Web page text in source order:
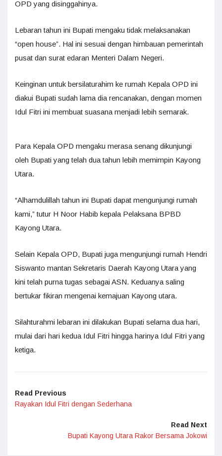
OPD yang disinggahinya.
Lebaran tahun ini Bupati mengaku tidak melaksanakan
“open house”. Hal ini sesuai dengan himbauan pemerintah
pusat dan surat edaran Menteri Dalam Negeri.
Keinginan untuk bersilaturahim ke rumah Kepala OPD ini
diakui Bupati sudah lama dia rencanakan, dengan momen
Idul Fitri ini membuat suasana menjadi lebih semarak.
Para Kepala OPD mengaku merasa senang dikunjungi
oleh Bupati yang telah dua tahun lebih memimpin Kayong
Utara.
“Alhamdulillah tahun ini Bupati dapat mengunjungi rumah
kami,” tutur H Noor Habib kepala Pelaksana BPBD
Kayong Utara.
Selain Kepala OPD, Bupati juga mengunjungi rumah Hendri
Siswanto mantan Sekretaris Daerah Kayong Utara yang
kini telah purna tugas sebagai ASN. Keduanya saling
bertukar fikiran mengenai kemajuan Kayong utara.
Silahturahmi lebaran ini dilakukan Bupati selama dua hari,
mulai dari hari kedua Idul Fitri hingga harinya Idul Fitri yang
ketiga.
Read Previous
Rayakan Idul Fitri dengan Sederhana
Read Next
Bupati Kayong Utara Rakor Bersama Jokowi